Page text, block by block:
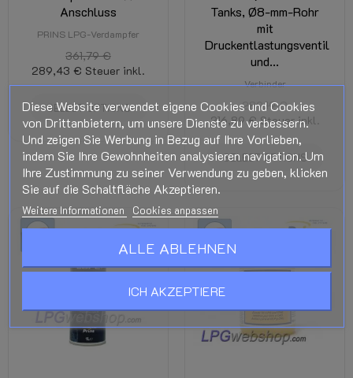
Anschluss
PRINS LPG-Verdampfer
361,79 €
289,43 € Steuer inkl.
SELECT OPTIONS
Tanks, Ø8-mm-Rohr
mit
Druckentlastungsventil
und...
Verbinder
289,19 €
216,89 € Steuer inkl.
SELECT OPTIONS
-10%
Diese Website verwendet eigene Cookies und Cookies
von Drittanbietern, um unsere Dienste zu verbessern.
Und zeigen Sie Werbung in Bezug auf Ihre Vorlieben,
indem Sie Ihre Gewohnheiten analysieren navigation. Um
Ihre Zustimmung zu seiner Verwendung zu geben, klicken
Sie auf die Schaltfläche Akzeptieren.
Weitere Informationen Cookies anpassen
ALLE ABLEHNEN
ICH AKZEPTIERE